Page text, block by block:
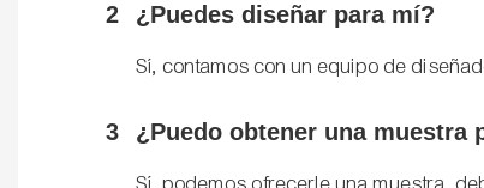
2 ¿Puedes diseñar para mí?
Sí, contamos con un equipo de
3 ¿Puedo obtener una muestra